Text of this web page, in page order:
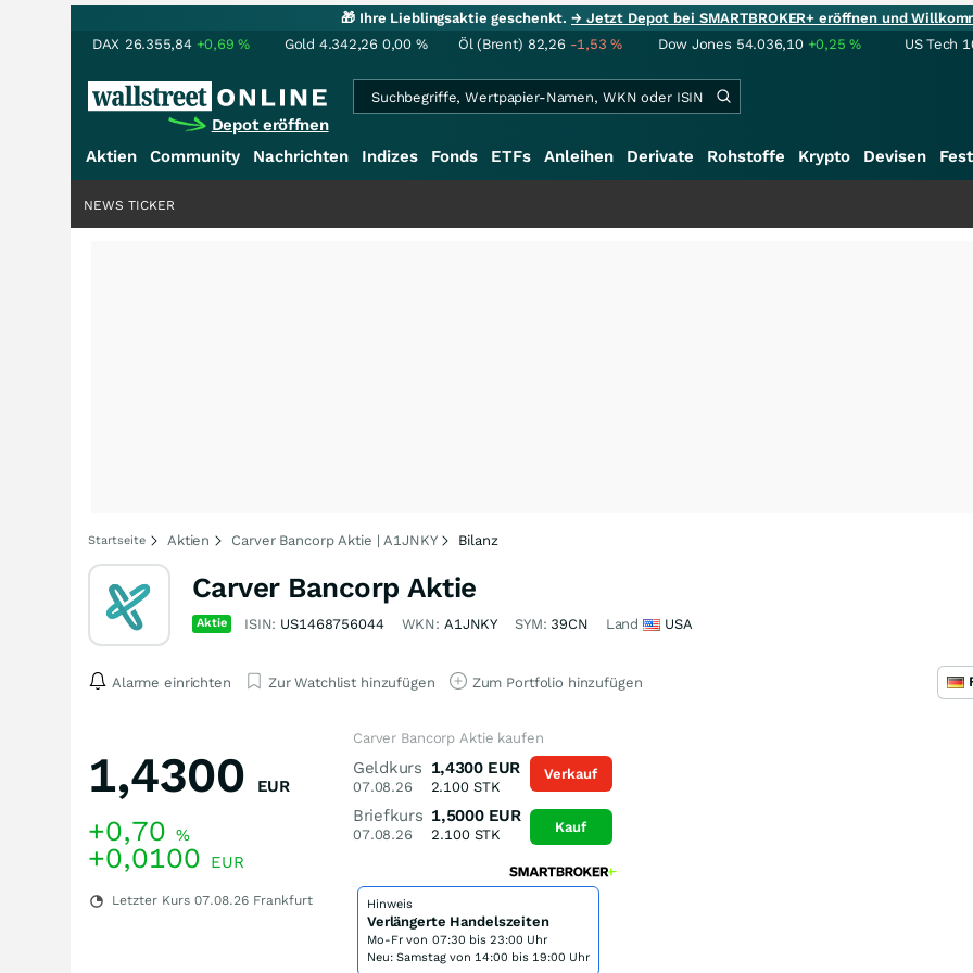
🎁 Ihre Lieblingsaktie geschenkt.→ Jetzt Depot bei SMARTBROKER+ eröffnen und
DAX 26.355,84 +0,69% Gold 4.342,26 0,00 % Öl (Brent) 82,26 -1,53% Dow Jones 54.036,10 +0,25% US Tech
Depot eröffnen
Aktien Community Nachrichten Indizes Fonds ETFs Anleihen Derivate Rohstoffe Krypto Devisen
NEWS TICKER
Startseite Aktien Carver Bancorp Aktie | A1JNKY Bilanz
Carver Bancorp Aktie
Aktie ISIN: US1468756044 WKN: A1JNKY SYM: 39CN Land USA
Alarme einrichten Zur Watchlist hinzufügen Zum Portfolio hinzufügen
1,4300 EUR
+0,70 %
+0,0100 EUR
Letzter Kurs 07.08.26 Frankfurt
Carver Bancorp Aktie kaufen
Geldkurs
07.08.26
1,4300 EUR
2.100STK
Briefkurs
07.08.26
1,5000 EUR
2.100STK
Verkauf
Kauf
Hinweis
Verlängerte Handelszeiten
Mo-Fr von 07:30 bis 23:00 Uhr
Neu: Samstag von 14:00 bis 19:00 Uhr